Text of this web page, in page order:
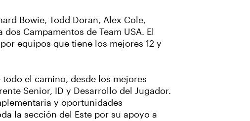
Bowie, Todd Doran, Alex Cole,
Campamentos de Team USA. El
equipos que tiene los mejores 12 y
el camino, desde los mejores
Senior, ID y Desarrollo del Jugador.
y oportunidades
la sección del Este por su apoyo a